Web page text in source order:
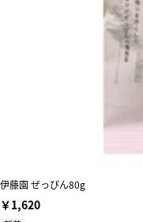
伊藤園 ぜっぴん80g
￥1,620